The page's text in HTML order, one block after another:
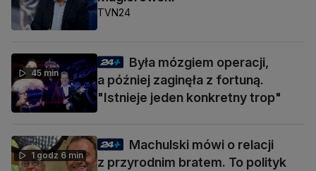
TVN24
45 min
Była mózgiem operacji,
a później zaginęła z fortuną.
"Istnieje jeden konkretny trop"
1 godz 6 min
Machulski mówi o relacji
z przyrodnim bratem. To polityk